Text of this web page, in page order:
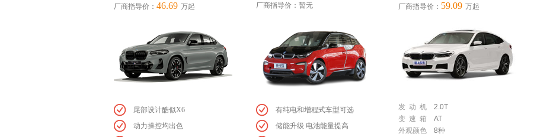
厂商指导价： 46.69 万起
尾部设计酷似X6
动力操控均出色
厂商指导价：暂无
有纯电和增程式车型可选
储能升级 电池能量提高
厂商指导价： 59.09 万起
发 动 机
2.0T
变 速 箱
AT
外观颜色
8种